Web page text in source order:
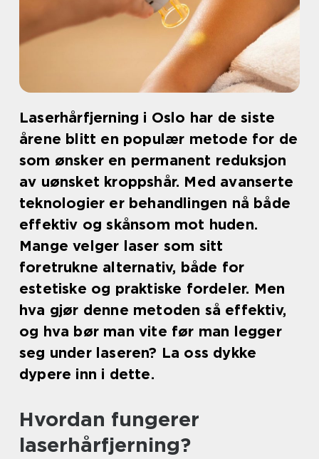
Laserhårfjerning i Oslo har de siste
årene blitt en populær metode for de
som ønsker en permanent reduksjon
av uønsket kroppshår. Med avanserte
teknologier er behandlingen nå både
effektiv og skånsom mot huden.
Mange velger laser som sitt
foretrukne alternativ, både for
estetiske og praktiske fordeler. Men
hva gjør denne metoden så effektiv,
og hva bør man vite før man legger
seg under laseren? La oss dykke
dypere inn i dette.
Hvordan fungerer
laserhårfjerning?